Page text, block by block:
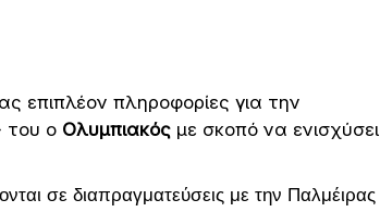
επιπλέον πληροφορίες για την
του ο Ολυμπιακός με σκοπό να ενισχύσει
σε διαπραγματεύσεις με την Παλμέιρας